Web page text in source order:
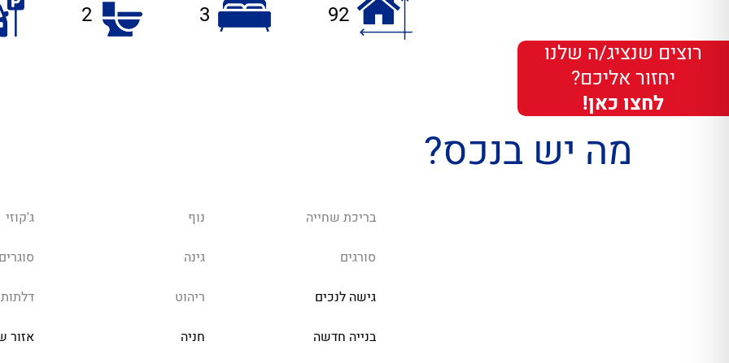
92
3
2
מה יש בנכס?
בריכת שחייה נוף ג'קוזי
סורגים גינה
גישה לנכים ריהוט
בנייה חדשה חניה אזור
רוצים שנציג/ה שלנו
יחזור אליכם?
לחצו כאן!